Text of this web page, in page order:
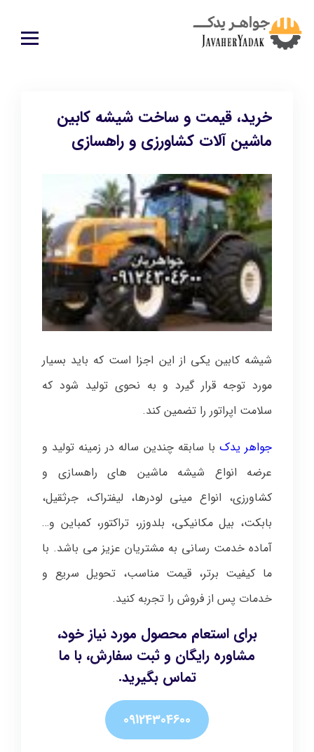
خرید، قیمت و ساخت شیشه کابین
ماشین آلات کشاورزی و راهسازی
شیشه کابین یکی از این اجزا است که باید بسیار
مورد توجه قرار گیرد و به نحوی تولید شود که
سلامت اپراتور را تضمین کند.
جواهر یدک با سابقه چندین ساله در زمینه تولید و
عرضه انواع شیشه ماشین های راهسازی و
کشاورزی، انواع مینی لودرها، لیفتراک، جرثقیل،
بابکت، بیل مکانیکی، بلدوزر، تراکتور، کمباین و…
آماده خدمت رسانی به مشتریان عزیز می باشد. با
ما کیفیت برتر، قیمت مناسب، تحویل سریع و
خدمات پس از فروش را تجربه کنید.
برای استعام محصول مورد نیاز خود،
مشاوره رایگان و ثبت سفارش، با ما
تماس بگیرید.
09124304600